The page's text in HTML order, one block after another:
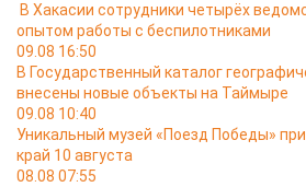
В Хакасии сотрудники четырёх
опытом работы с беспилотниками
09.08 16:50
В Государственный каталог
внесены новые объекты на Таймыре
09.08 10:40
Уникальный музей «Поезд Победы»
край 10 августа
08.08 07:55